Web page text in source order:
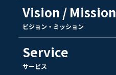
Vision / Mission
ビジョン・ミッション
Service
サービス